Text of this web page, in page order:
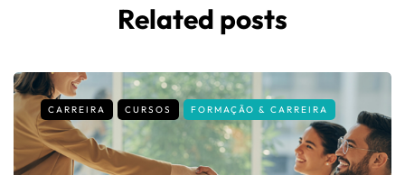
Related posts
CARREIRA CURSOS FORMAÇÃO & CARREIRA